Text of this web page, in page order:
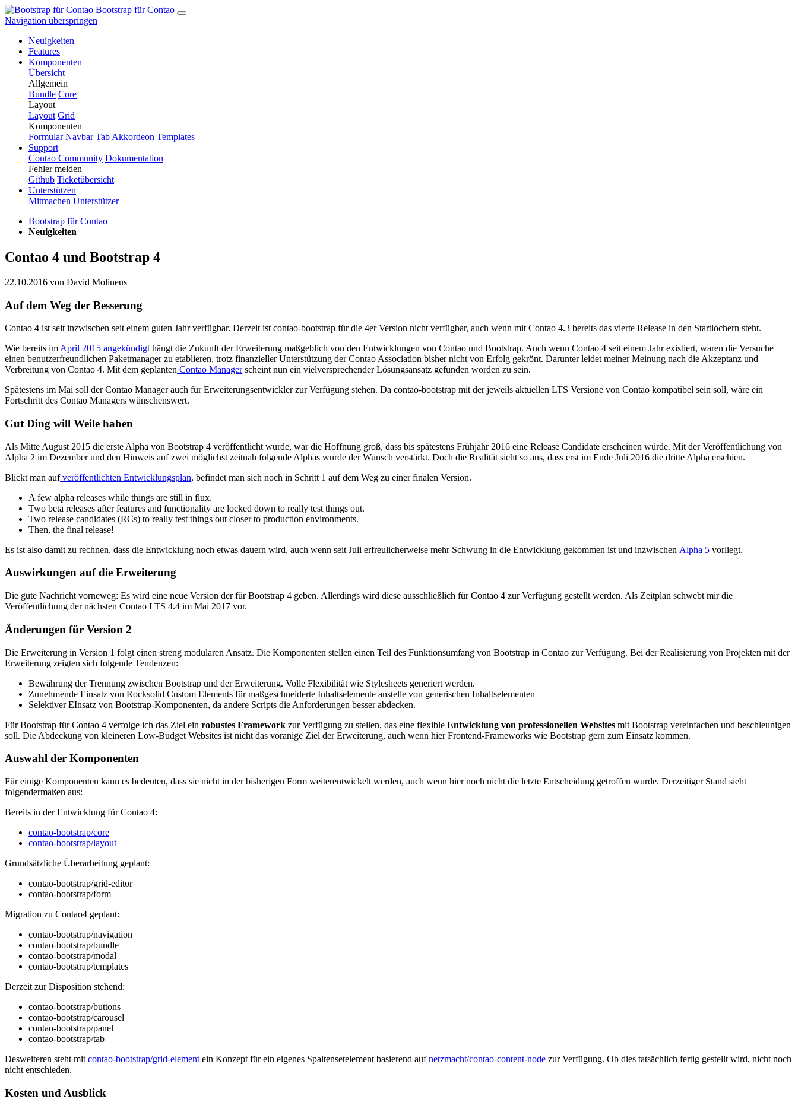
Bootstrap für Contao
Navigation überspringen
Neuigkeiten
Features
Komponenten
Übersicht
Allgemein
Bundle Core
Layout
Layout Grid
Komponenten
Formular Navbar Tab Ak­kor­de­on Templates
Support
Contao Community Dokumentation
Fehler melden
Github Ticketübersicht
Unterstützen
Mitmachen Unterstützer
Bootstrap für Contao
Neuigkeiten
Contao 4 und Bootstrap 4
22.10.2016 von David Molineus
Auf dem Weg der Besserung
Contao 4 ist seit inzwischen seit einem guten Jahr verfügbar. Derzeit ist contao-bootstrap für die 4er Version nicht verfügbar, auch wenn mit Contao 4.3 bereits das vierte Release in den Startlöchern steht.
Wie bereits im April 2015 angekündigt hängt die Zukunft der Erweiterung maßgeblich von den Entwicklungen von Contao und Bootstrap. Auch wenn Contao 4 seit einem Jahr existiert, waren die Versuche
einen benutzerfreundlichen Paketmanager zu etablieren, trotz finanzieller Unterstützung der Contao Association bisher nicht von Erfolg gekrönt. Darunter leidet meiner Meinung nach die Akzeptanz und
Verbreitung von Contao 4. Mit dem geplanten Contao Managerscheint nun ein vielversprechender Lösungsansatz gefunden worden zu sein.
Spätestens im Mai soll der Contao Manager auch für Erweiterungsentwickler zur Verfügung stehen. Da contao-bootstrap mit der jeweils aktuellen LTS Versione von Contao kompatibel sein soll, wäre ein
Fortschritt des Contao Managers wünschenswert.
Gut Ding will Weile haben
Als Mitte August 2015 die erste Alpha von Bootstrap 4 veröffentlicht wurde, war die Hoffnung groß, dass bis spätestens Frühjahr 2016 eine Release Candidate erscheinen würde. Mit der Veröffentlichung von
Alpha 2 im Dezember und den Hinweis auf zwei möglichst zeitnah folgende Alphas wurde der Wunsch verstärkt. Doch die Realität sieht so aus, dass erst im Ende Juli 2016 die dritte Alpha erschien.
Blickt man aufveröffentlichten Entwicklungsplan, befindet man sich noch in Schritt 1 auf dem Weg zu einer finalen Version.
A few alpha releases while things are still in flux.
Two beta releases after features and functionality are locked down to really test things out.
Two release candidates (RCs) to really test things out closer to production environments.
Then, the final release!
Es ist also damit zu rechnen, dass die Entwicklung noch etwas dauern wird, auch wenn seit Juli erfreulicherweise mehr Schwung in die Entwicklung gekommen ist und inzwischen Alpha 5 vorliegt.
Auswirkungen auf die Erweiterung
Die gute Nachricht vorneweg: Es wird eine neue Version der für Bootstrap 4 geben. Allerdings wird diese ausschließlich für Contao 4 zur Verfügung gestellt werden. Als Zeitplan schwebt mir die
Veröffentlichung der nächsten Contao LTS 4.4 im Mai 2017 vor.
Änderungen für Version 2
Die Erweiterung in Version 1 folgt einen streng modularen Ansatz. Die Komponenten stellen einen Teil des Funktionsumfang von Bootstrap in Contao zur Verfügung. Bei der Realisierung von Projekten mit der
Erweiterung zeigten sich folgende Tendenzen:
Bewährung der Trennung zwischen Bootstrap und der Erweiterung. Volle Flexibilität wie Stylesheets generiert werden.
Zunehmende Einsatz von Rocksolid Custom Elements für maßgeschneiderte Inhaltselemente anstelle von generischen Inhaltselementen
Selektiver EInsatz von Bootstrap-Komponenten, da andere Scripts die Anforderungen besser abdecken.
Für Bootstrap für Contao 4 verfolge ich das Ziel ein robustes Framework zur Verfügung zu stellen, das eine flexible Entwicklung von professionellen Websites mit Bootstrap vereinfachen und beschleunigen
soll. Die Abdeckung von kleineren Low-Budget Websites ist nicht das voranige Ziel der Erweiterung, auch wenn hier Frontend-Frameworks wie Bootstrap gern zum Einsatz kommen.
Auswahl der Komponenten
Für einige Komponenten kann es bedeuten, dass sie nicht in der bisherigen Form weiterentwickelt werden, auch wenn hier noch nicht die letzte Entscheidung getroffen wurde. Derzeitiger Stand sieht
folgendermaßen aus:
Bereits in der Entwicklung für Contao 4:
contao-bootstrap/core
contao-bootstrap/layout
Grundsätzliche Überarbeitung geplant:
contao-bootstrap/grid-editor
contao-bootstrap/form
Migration zu Contao4 geplant:
contao-bootstrap/navigation
contao-bootstrap/bundle
contao-bootstrap/modal
contao-bootstrap/templates
Derzeit zur Disposition stehend:
contao-bootstrap/buttons
contao-bootstrap/carousel
contao-bootstrap/panel
contao-bootstrap/tab
Desweiteren steht mit contao-bootstrap/grid-element ein Konzept für ein eigenes Spaltensetelement basierend aufnetzmacht/contao-content-node zur Verfügung. Ob dies tatsächlich fertig gestellt wird, nicht noch
nicht entschieden.
Kosten und Ausblick